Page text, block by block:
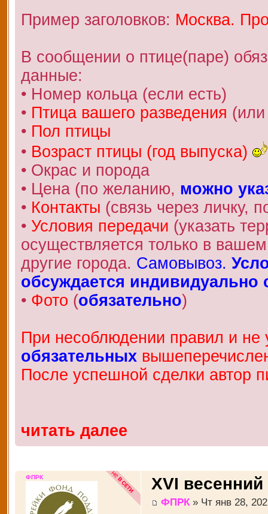
Пример заголовков: Москва.
В сообщении о птице(паре)
данные:
• Номер кольца (если есть)
• Птица вашего разведения
• Пол птицы
• Возраст птицы (год выпуска)
• Окрас и порода
• Цена (по желанию, можно
• Контакты (связь через личку,
• Условия передачи (указать
осуществляется только в
другие города. Самовывоз.
обсуждается индивидуально
• Фото (обязательно)
При несоблюдении правил и не
обязательных
После успешной сделки автор
читать далее
XVI
ФПРК » Чт янв 28,
ФПРК